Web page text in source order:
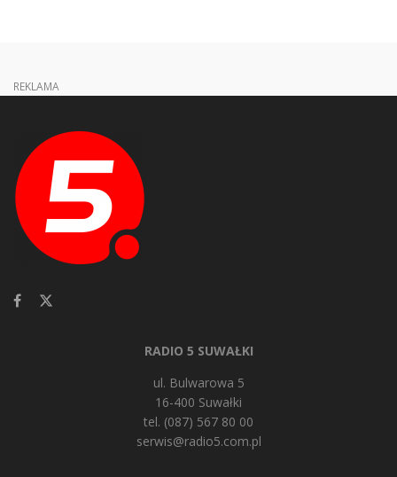
REKLAMA
RADIO 5 SUWAŁKI
ul. Bulwarowa 5
16-400 Suwałki
tel. (087) 567 80 00
serwis@radio5.com.pl